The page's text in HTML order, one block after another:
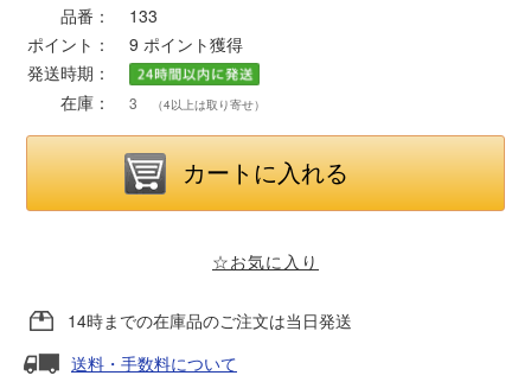
ポポンデッタ
MODEMO(モデモ)
さんけい
TTC
品番：
133
ポイント：
9 ポイント獲得
発送時期：
在庫：
3 （4以上は取り寄せ）
☆お気に入り
14時までの在庫品のご注文は当日発送
送料・手数料について